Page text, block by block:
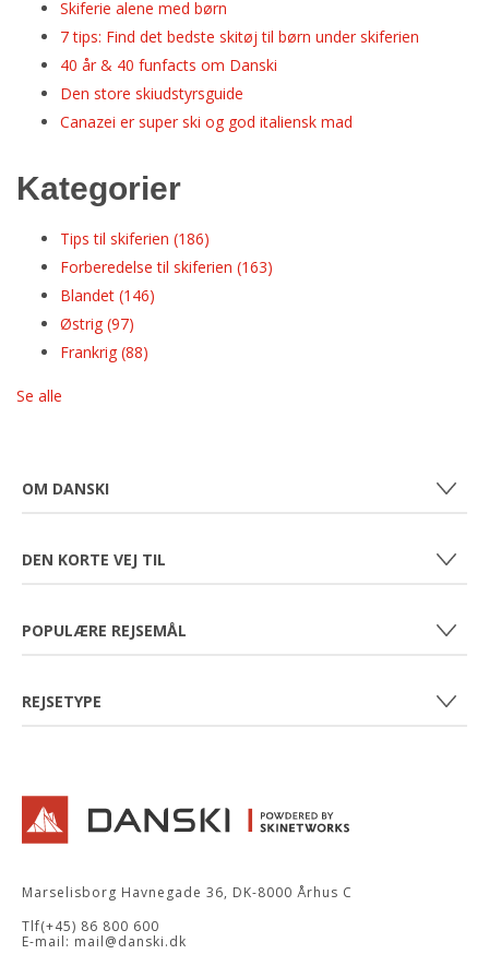
Skiferie alene med børn
7 tips: Find det bedste skitøj til børn under skiferien
40 år & 40 funfacts om Danski
Den store skiudstyrsguide
Canazei er super ski og god italiensk mad
Kategorier
Tips til skiferien (186)
Forberedelse til skiferien (163)
Blandet (146)
Østrig (97)
Frankrig (88)
Se alle
Marselisborg Havnegade 36, DK-8000 Århus C
Tlf(+45) 86 800 600
E-mail: mail@danski.dk
OM DANSKI
ÅBNINGSTIDER
JOB HOS DANSKI
DEN KORTE VEJ TIL
SKIFERIE FRANKRIG
DANSKI KLUBHOTELLER
POPULÆRE REJSEMÅL
OBERTAUERN - ØSTRIG
PASSO TONALE - ITALIEN
REJSETYPE
SOLO PÅ SKI +50
GRUPPER PÅ SKI